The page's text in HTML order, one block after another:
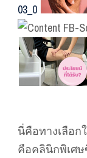
03_0
นี่คือทางเลือก
คือคลินิกพิเศ